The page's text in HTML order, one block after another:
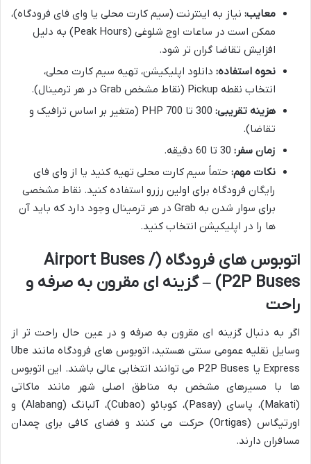
معایب: نیاز به اینترنت (سیم کارت محلی یا وای فای فرودگاه)،
ممکن است در ساعات اوج شلوغی (Peak Hours) به دلیل
افزایش تقاضا گران تر شود.
نحوه استفاده: دانلود اپلیکیشن، تهیه سیم کارت محلی،
انتخاب نقطه Pickup (نقاط مشخص Grab در هر ترمینال).
هزینه تقریبی:
300 تا 700 PHP (متغیر بر اساس ترافیک و
تقاضا).
زمان سفر:
نکات مهم: حتماً سیم کارت محلی تهیه کنید یا از وای فای
رایگان فرودگاه برای اولین رزرو استفاده کنید. نقاط مشخصی
برای سوار شدن به Grab در هر ترمینال وجود دارد که باید آن
ها را در اپلیکیشن انتخاب کنید.
اتوبوس های فرودگاه (Airport Buses /
P2P Buses) – گزینه ای مقرون به صرفه و
راحت
اگر به دنبال گزینه ای مقرون به صرفه و در عین حال راحت تر از
وسایل نقلیه عمومی سنتی هستید، اتوبوس های فرودگاه مانند Ube
Express یا P2P Buses می توانند انتخابی عالی باشند. این اتوبوس
ها با مسیرهای مشخص به مناطق اصلی شهر مانند ماکاتی
(Makati)، پاسای (Pasay)، کوبائو (Cubao)، آلبانگ (Alabang) و
اورتیگاس (Ortigas) حرکت می کنند و فضای کافی برای چمدان
مسافران دارند.